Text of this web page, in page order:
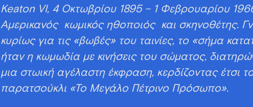
Keaton VI, 4 Οκτωβρίου 1895 – 1 Φεβρουαρίου
Αμερικανός κωμικός ηθοποιός και σκηνοθέτης.
κυρίως για τις «βωβές» του ταινίες, το «σήμα
ήταν η κωμωδία με κινήσεις του σώματος,
μια στωική αγέλαστη έκφραση, κερδίζοντας έτσι
παρατσούκλι «Το Μεγάλο Πέτρινο Πρόσωπο».